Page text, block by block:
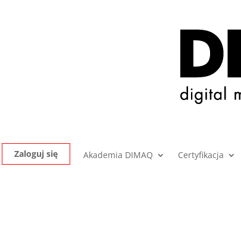
Zaloguj się Akademia DIMAQ Certyfikacja